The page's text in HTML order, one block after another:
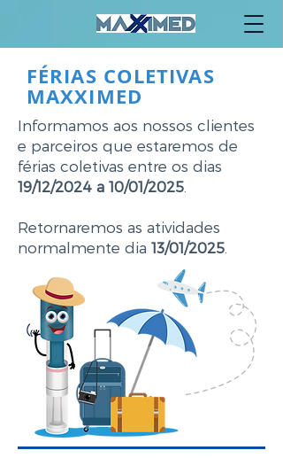
FÉRIAS COLETIVAS
MAXXIMED
Informamos aos nossos clientes
e parceiros que estaremos de
férias coletivas entre os dias
19/12/2024 a 10/01/2025
Retornaremos as atividades
normalmente dia 13/01/2025